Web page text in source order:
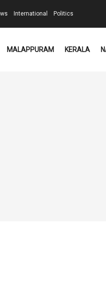
International Politics
MALAPPURAM KERALA